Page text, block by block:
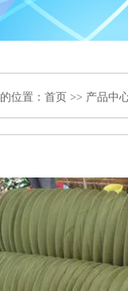
位置： 首页 >> 产品中